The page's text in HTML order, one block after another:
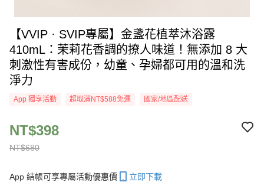
【VVIP · SVIP專屬】金盞花植萃沐浴露
410mL：茉莉花香調的撩人味道！無添加 8 大
刺激性有害成份，幼童、孕婦都可用的溫和洗
淨力
App 獨享活動 超取滿NT$588免運 國家/地區配送
NT$680
NT$398
App 結帳可享專屬活動優惠價 立即下載